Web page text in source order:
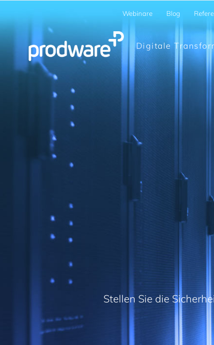
Webinare Blog
Digitale
Stellen Sie die